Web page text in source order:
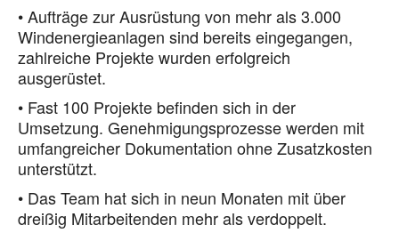
• Aufträge zur Ausrüstung von mehr als 3.000
Windenergieanlagen sind bereits eingegangen,
zahlreiche Projekte wurden erfolgreich
ausgerüstet.
• Fast 100 Projekte befinden sich in der
Umsetzung. Genehmigungsprozesse werden mit
umfangreicher Dokumentation ohne Zusatzkosten
unterstützt.
• Das Team hat sich in neun Monaten mit über
dreißig Mitarbeitenden mehr als verdoppelt.